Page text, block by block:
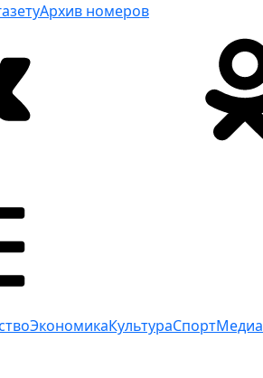
Архив номеров
ЭкономикаКультураСпортМедиа